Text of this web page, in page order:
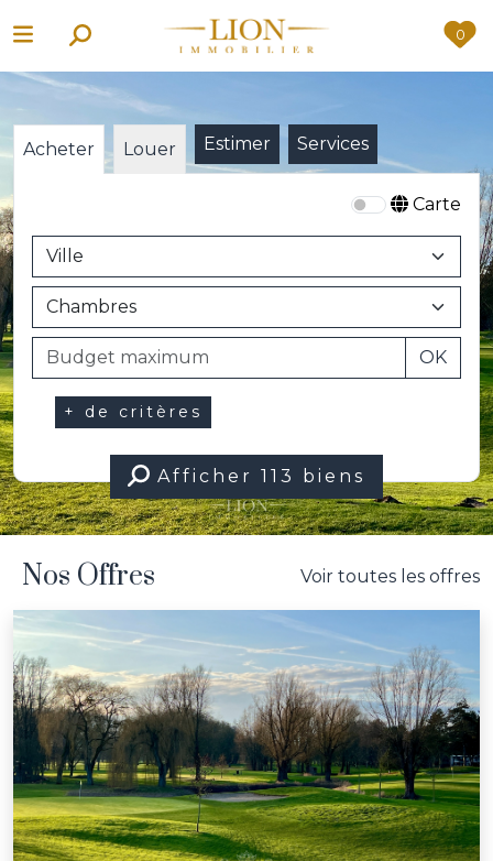
0
Acheter Louer Estimer Services
Carte
OK
+ de critères
Afficher 113 biens
Voir toutes les offres
Nos Offres